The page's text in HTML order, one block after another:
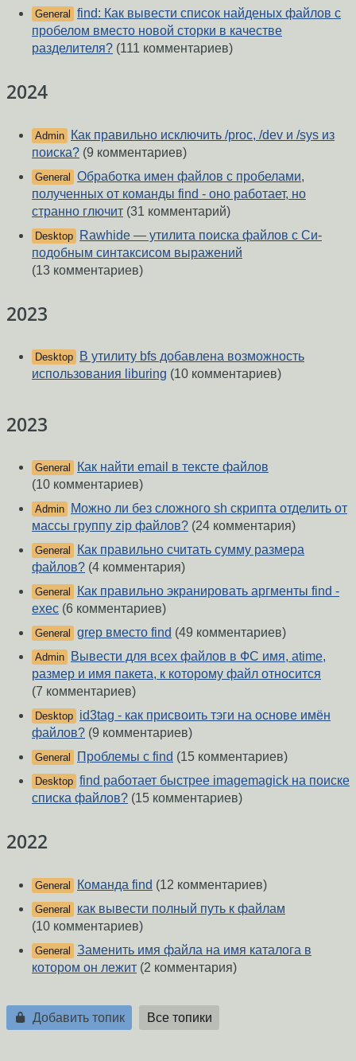
General
find: Как вывести список найденых файлов с
пробелом вместо новой сторки в качестве
разделителя? (111 комментариев)
2024
Admin
Как правильно исключить /proc, /dev и /sys из
поиска? (9 комментариев)
General Обработка имен файлов с пробелами,
полученных от команды find - оно работает, но
странно глючит (31 комментарий)
Desktop
Rawhide — утилита поиска файлов с Си-
подобным синтаксисом выражений
(13 комментариев)
2023
Desktop
В утилиту bfs добавлена возможность
использования liburing (10 комментариев)
2023
General
Как найти email в тексте файлов
(10 комментариев)
Admin
Можно ли без сложного sh скрипта отделить от
массы группу zip файлов? (24 комментария)
General
Как правильно считать сумму размера
файлов? (4 комментария)
General
Как правильно экранировать аргменты find -
exec (6 комментариев)
General grep вместо find (49 комментариев)
Admin
Вывести для всех файлов в ФС имя, atime,
размер и имя пакета, к которому файл относится
(7 комментариев)
Desktop id3tag - как присвоить тэги на основе имён
файлов? (9 комментариев)
General Проблемы с find (15 комментариев)
Desktop find работает быстрее imagemagick на поиске
списка файлов? (15 комментариев)
2022
General Команда find (12 комментариев)
General
как вывести полный путь к файлам
(10 комментариев)
General Заменить имя файла на имя каталога в
котором он лежит (2 комментария)
Добавить топик Все топики